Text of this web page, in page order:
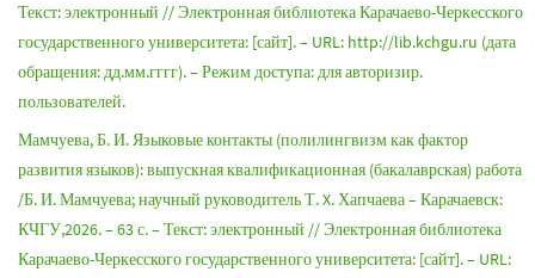
Текст: электронный // Электронная библиотека Карачаево-Черкесского
государственного университета: [сайт]. – URL: http://lib.kchgu.ru (дата
обращения: дд.мм.гггг). – Режим доступа: для авторизир.
пользователей.
Мамчуева, Б. И. Языковые контакты (полилингвизм как фактор
развития языков): выпускная квалификационная (бакалаврская) работа
/Б. И. Мамчуева; научный руководитель Т. X. Хапчаева – Карачаевск:
КЧГУ,2026. – 63 с. – Текст: электронный // Электронная библиотека
Карачаево-Черкесского государственного университета: [сайт]. – URL: